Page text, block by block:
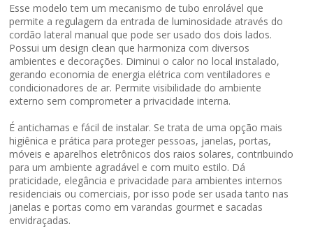
Esse modelo tem um mecanismo de tubo enrolável que
permite a regulagem da entrada de luminosidade através do
cordão lateral manual que pode ser usado dos dois lados.
Possui um design clean que harmoniza com diversos
ambientes e decorações. Diminui o calor no local instalado,
gerando economia de energia elétrica com ventiladores e
condicionadores de ar. Permite visibilidade do ambiente
externo sem comprometer a privacidade interna.
É antichamas e fácil de instalar. Se trata de uma opção mais
higiênica e prática para proteger pessoas, janelas, portas,
móveis e aparelhos eletrônicos dos raios solares, contribuindo
para um ambiente agradável e com muito estilo. Dá
praticidade, elegância e privacidade para ambientes internos
residenciais ou comerciais, por isso pode ser usada tanto nas
janelas e portas como em varandas gourmet e sacadas
envidraçadas.